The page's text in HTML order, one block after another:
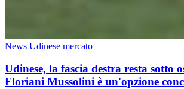
News Udinese mercato
Udinese, la fascia destra resta sotto
Floriani Mussolini è un'opzione